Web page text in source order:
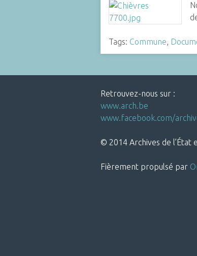
Tags: Commune,
Retrouvez-nous sur :
www.arch.be
www.facebook.com/
© 2014 Archives de l’État
Fièrement propulsé par